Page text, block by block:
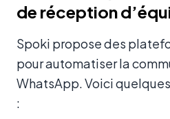
de réception
Spoki propose des
pour automatiser la
WhatsApp. Voici
: